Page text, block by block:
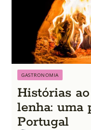
GASTRONOMIA
Histórias
lenha: uma
Portugal